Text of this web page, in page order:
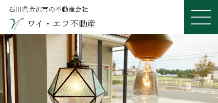
石川県金沢市の不動産会社
ワイ・エフ不動産
ME
NU